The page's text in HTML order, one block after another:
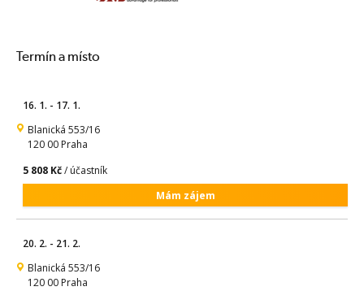
Termín a místo
16. 1. - 17. 1.
Blanická 553/16
120 00 Praha
5 808 Kč/ účastník
Mám zájem
20. 2. - 21. 2.
Blanická 553/16
120 00 Praha